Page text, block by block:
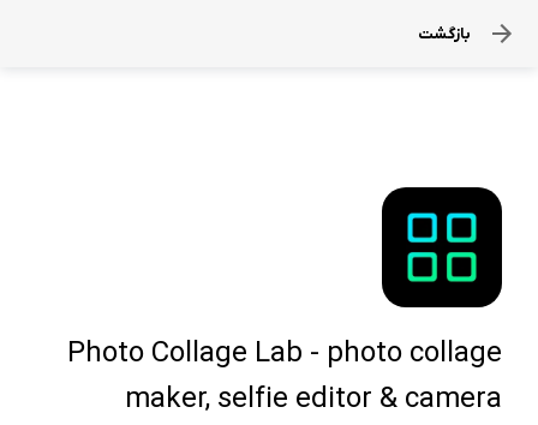
بازگشت
Photo Collage Lab - photo collage
maker, selfie editor & camera